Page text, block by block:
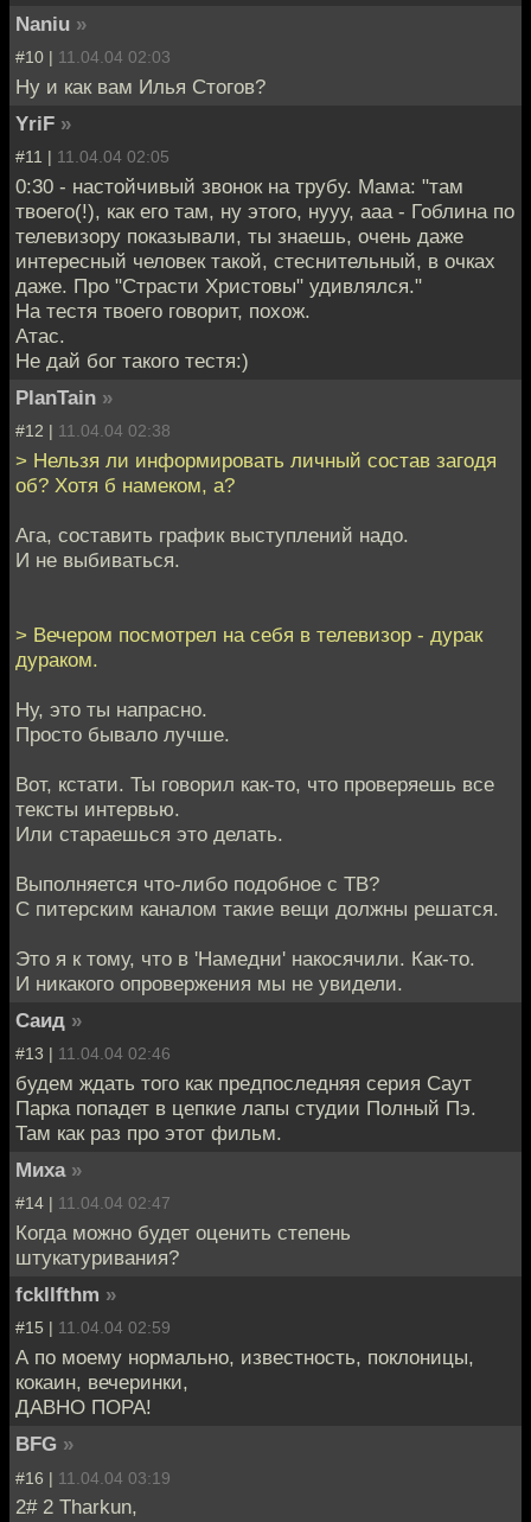
Naniu »
#10 | 11.04.04 02:03
Ну и как вам Илья Стогов?
YriF »
#11 | 11.04.04 02:05
0:30 - настойчивый звонок на трубу. Мама: "там
твоего(!), как его там, ну этого, нууу, ааа - Гоблина по
телевизору показывали, ты знаешь, очень даже
интересный человек такой, стеснительный, в очках
даже. Про "Страсти Христовы" удивлялся."
На тестя твоего говорит, похож.
Атас.
Не дай бог такого тестя:)
PlanTain »
#12 | 11.04.04 02:38
> Нельзя ли информировать личный состав загодя
об? Хотя б намеком, а?
Ага, составить график выступлений надо.
И не выбиваться.
> Вечером посмотрел на себя в телевизор - дурак
дураком.
Ну, это ты напрасно.
Просто бывало лучше.
Вот, кстати. Ты говорил как-то, что проверяешь все
тексты интервью.
Или стараешься это делать.
Выполняется что-либо подобное с ТВ?
С питерским каналом такие вещи должны решатся.
Это я к тому, что в 'Намедни' накосячили. Как-то.
И никакого опровержения мы не увидели.
Саид »
#13 | 11.04.04 02:46
будем ждать того как предпоследняя серия Саут
Парка попадет в цепкие лапы студии Полный Пэ.
Там как раз про этот фильм.
Миха »
#14 | 11.04.04 02:47
Когда можно будет оценить степень
штукатуривания?
fckllfthm »
#15 | 11.04.04 02:59
А по моему нормально, известность, поклоницы,
кокаин, вечеринки,
ДАВНО ПОРА!
BFG »
#16 | 11.04.04 03:19
2# 2 Tharkun,